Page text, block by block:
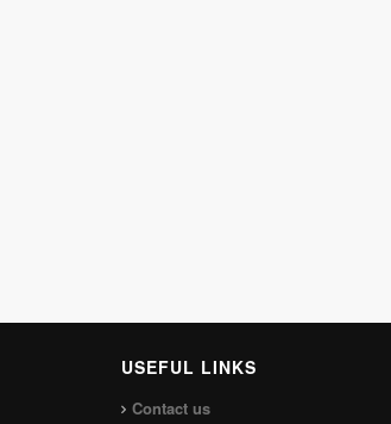
USEFUL LINKS
Contact us